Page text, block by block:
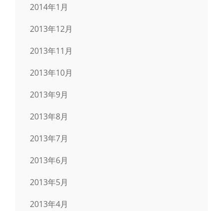
2014年1月
2013年12月
2013年11月
2013年10月
2013年9月
2013年8月
2013年7月
2013年6月
2013年5月
2013年4月